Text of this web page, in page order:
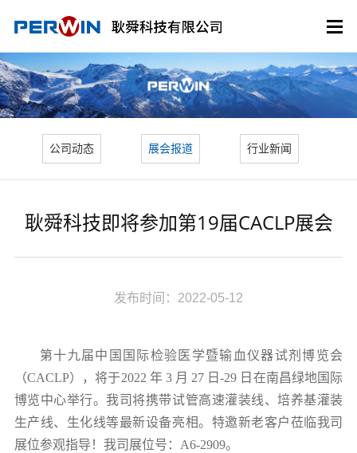
公司动态 展会报道 行业新闻
耿舜科技即将参加第19届CACLP展会
发布时间：2022-05-12
第十九届中国国际检验医学暨输血仪器试剂博览会
（CACLP），将于2022 年 3 月 27 日-29 日在南昌绿地国际
博览中心举行。我司将携带试管高速灌装线、培养基灌装
生产线、生化线等最新设备亮相。特邀新老客户莅临我司
展位参观指导！我司展位号：A6-2909。